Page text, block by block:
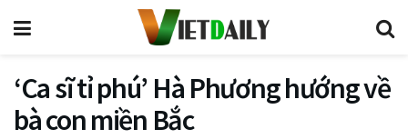
‘Ca sĩ tỉ phú’ Hà Phương hướng về
bà con miền Bắc